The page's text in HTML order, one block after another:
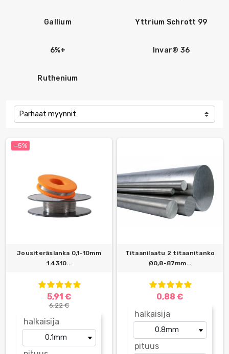
Gallium Yttrium Schrott 99
6%+ Invar® 36
Ruthenium
Parhaat myynnit
−5%
Jousiteräslanka 0,1-10mm
1.4310...
5,91 €
6,22 €
halkaisija
Titaanilaatu 2 titaanitanko
Ø0,8-87mm...
0,88 €
halkaisija
pituus